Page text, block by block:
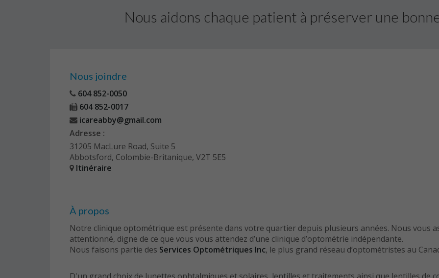
Nous aidons chaque patient à préserver une
Nous joindre
604 852-0050
604 852-0017
icareabby@gmail.com
Adresse :
31205 MacLure Road, Suite 5
Abbotsford, Colombie-Britanique, V2T 5E5
Itinéraire
À propos
Notre clinique optométrique est présente dans votre quartier depuis plusieurs années. Nous vous
attentionné, digne de ce que vous vous attendez d’une clinique d’optométrie indépendante.
Nous faisons partie des Services Optométriques Inc, le plus grand réseau d’optométristes au